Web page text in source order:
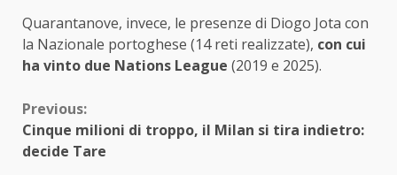
Quarantanove, invece, le presenze di Diogo Jota con
la Nazionale portoghese (14 reti realizzate), con cui
ha vinto due Nations League (2019 e 2025).
Continue
Reading
Previous:
Cinque milioni di troppo, il Milan si tira indietro:
decide Tare